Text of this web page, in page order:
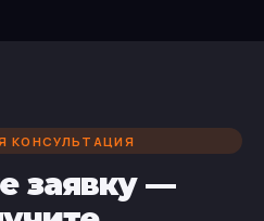
КОНСУЛЬТАЦИЯ
заявку —